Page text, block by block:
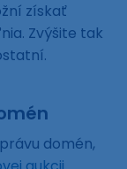
získať
Zvýšite tak
domén,